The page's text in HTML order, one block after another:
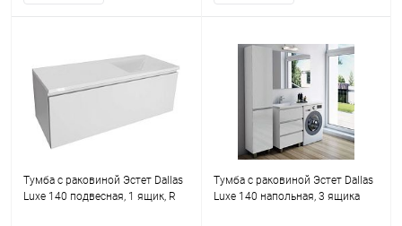
Тумба с раковиной Эстет Dallas
Luxe 140 подвесная, 1 ящик, R
Тумба с раковиной Эстет Dallas
Luxe 140 напольная, 3 ящика